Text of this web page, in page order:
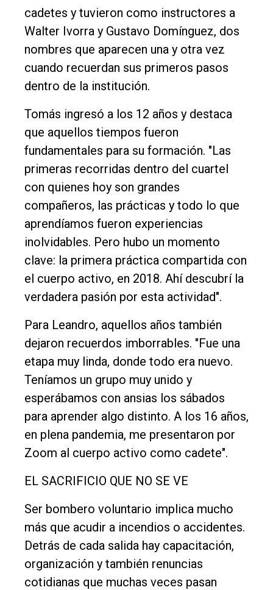
cadetes y tuvieron como instructores a
Walter Ivorra y Gustavo Domínguez, dos
nombres que aparecen una y otra vez
cuando recuerdan sus primeros pasos
dentro de la institución.
Tomás ingresó a los 12 años y destaca
que aquellos tiempos fueron
fundamentales para su formación. "Las
primeras recorridas dentro del cuartel
con quienes hoy son grandes
compañeros, las prácticas y todo lo que
aprendíamos fueron experiencias
inolvidables. Pero hubo un momento
clave: la primera práctica compartida con
el cuerpo activo, en 2018. Ahí descubrí la
verdadera pasión por esta actividad".
Para Leandro, aquellos años también
dejaron recuerdos imborrables. "Fue una
etapa muy linda, donde todo era nuevo.
Teníamos un grupo muy unido y
esperábamos con ansias los sábados
para aprender algo distinto. A los 16 años,
en plena pandemia, me presentaron por
Zoom al cuerpo activo como cadete".
EL SACRIFICIO QUE NO SE VE
Ser bombero voluntario implica mucho
más que acudir a incendios o accidentes.
Detrás de cada salida hay capacitación,
organización y también renuncias
cotidianas que muchas veces pasan